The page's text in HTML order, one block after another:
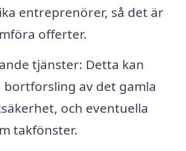
entreprenörer, så det är
offerter.
tjänster: Detta kan
bortforsling av det gamla
och eventuella
takfönster.